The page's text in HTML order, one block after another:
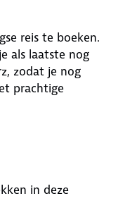
reis te boeken.
als laatste nog
zodat je nog
prachtige
in deze